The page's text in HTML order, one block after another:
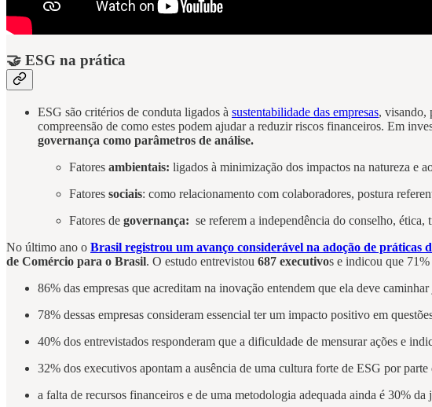
🤝 ESG na prática
ESG são critérios de conduta ligados à sustentabilidade das empresas, visando,
compreensão de como estes podem ajudar a reduzir riscos financeiros. Em
governança como parâmetros de análise.
Fatores ambientais: ligados à minimização dos impactos na natureza e
Fatores sociais: como relacionamento com colaboradores, postura
Fatores de governança: se referem a independência do conselho, ética,
No último ano o Brasil registrou um avanço considerável na adoção de práticas
de Comércio para o Brasil. O estudo entrevistou 687 executivos e indicou que
86% das empresas que acreditam na inovação entendem que ela deve
78% dessas empresas consideram essencial ter um impacto positivo em
40% dos entrevistados responderam que a dificuldade de mensurar ações e
32% dos executivos apontam a ausência de uma cultura forte de ESG por parte
a falta de recursos financeiros e de uma metodologia adequada ainda é 30%